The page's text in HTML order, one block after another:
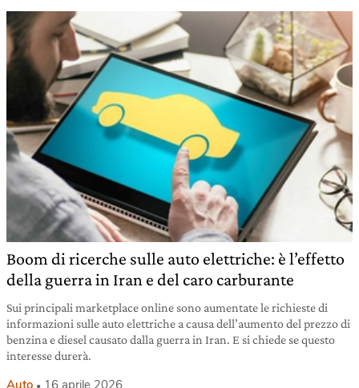
Boom di ricerche sulle auto elettriche: è l’effetto
della guerra in Iran e del caro carburante
Sui principali marketplace online sono aumentate le richieste di
informazioni sulle auto elettriche a causa dell’aumento del prezzo di
benzina e diesel causato dalla guerra in Iran. E si chiede se questo
interesse durerà.
Auto 16 aprile 2026